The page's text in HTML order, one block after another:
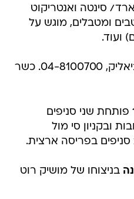
סינטה ואנטריקוט
ומטבלים, מוגש על
כשר
פותחת שני סניפים
ובקניון סי מול
בניצוחו של מושיק רוט